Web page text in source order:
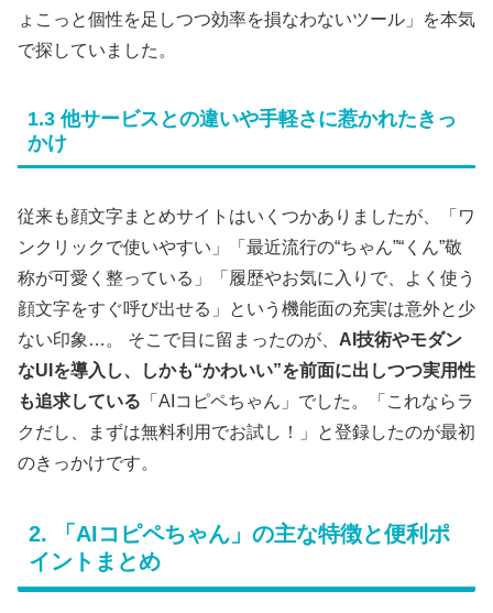
ょこっと個性を足しつつ効率を損なわないツール」を本気
で探していました。
1.3 他サービスとの違いや手軽さに惹かれたきっ
かけ
従来も顔文字まとめサイトはいくつかありましたが、「ワ
ンクリックで使いやすい」「最近流行の“ちゃん”“くん”敬
称が可愛く整っている」「履歴やお気に入りで、よく使う
顔文字をすぐ呼び出せる」という機能面の充実は意外と少
ない印象…。 そこで目に留まったのが、 AI技術やモダン
なUIを導入し、しかも“かわいい”を前面に出しつつ実用性
も追求している 「AIコピペちゃん」でした。「これならラ
クだし、まずは無料利用でお試し！」と登録したのが最初
のきっかけです。
2. 「AIコピペちゃん」の主な特徴と便利ポ
イントまとめ